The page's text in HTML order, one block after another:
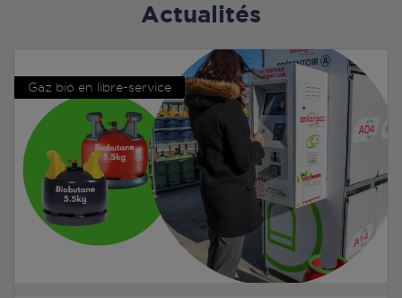
Actualités
Gaz bio en libre-service